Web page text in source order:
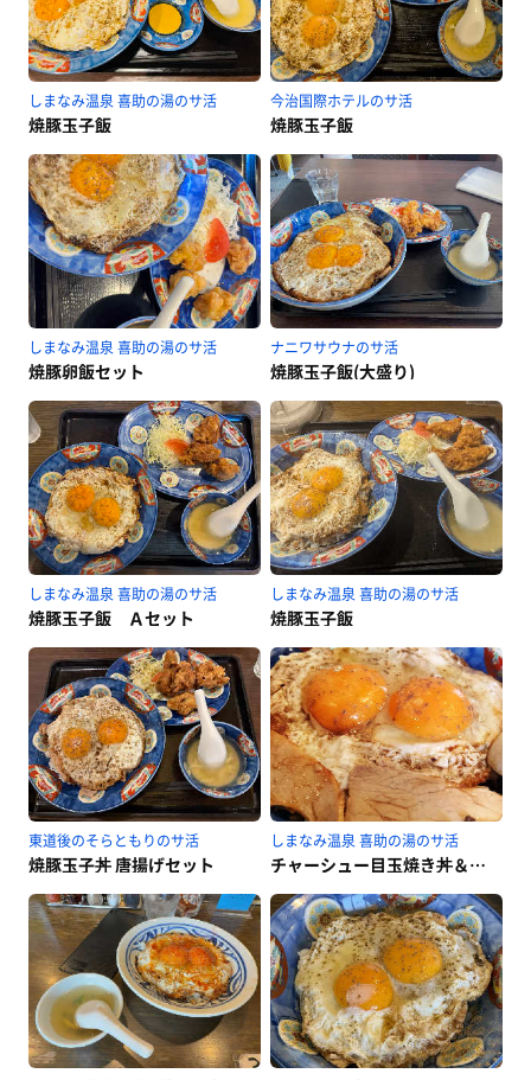
しまなみ温泉 喜助の湯のサ活
焼豚玉子飯
今治国際ホテルのサ活
焼豚玉子飯
しまなみ温泉 喜助の湯のサ活
焼豚卵飯セット
ナニワサウナのサ活
焼豚玉子飯(大盛り)
しまなみ温泉 喜助の湯のサ活
焼豚玉子飯 Ａセット
しまなみ温泉 喜助の湯のサ活
焼豚玉子飯
東道後のそらともりのサ活
焼豚玉子丼 唐揚げセット
しまなみ温泉 喜助の湯のサ活
チャーシュー目玉焼き丼＆ビール